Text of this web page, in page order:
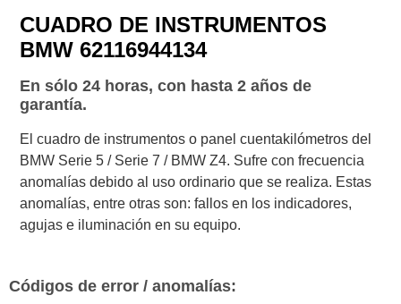
CUADRO DE INSTRUMENTOS
BMW 62116944134
En sólo 24 horas, con hasta 2 años de
garantía.
El cuadro de instrumentos o panel cuentakilómetros del
BMW Serie 5 / Serie 7 / BMW Z4. Sufre con frecuencia
anomalías debido al uso ordinario que se realiza. Estas
anomalías, entre otras son: fallos en los indicadores,
agujas e iluminación en su equipo.
Códigos de error / anomalías: